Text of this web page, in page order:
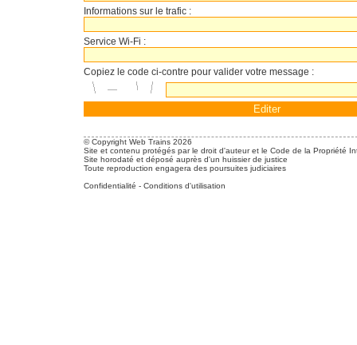
Informations sur le trafic :
Service Wi-Fi :
Copiez le code ci-contre pour valider votre message :
© Copyright Web Trains 2026
Site et contenu protégés par le droit d'auteur et le Code de la Propriété
Site horodaté et déposé auprès d'un huissier de justice
Toute reproduction engagera des poursuites judiciaires
Confidentialité - Conditions d'utilisation